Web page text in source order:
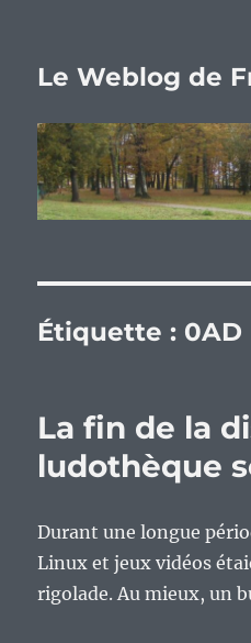
Le Weblog de
Étiquette : 0AD
La fin de la
ludothèque
Durant une longue
Linux et jeux vidéos
rigolade. Au mieux, un